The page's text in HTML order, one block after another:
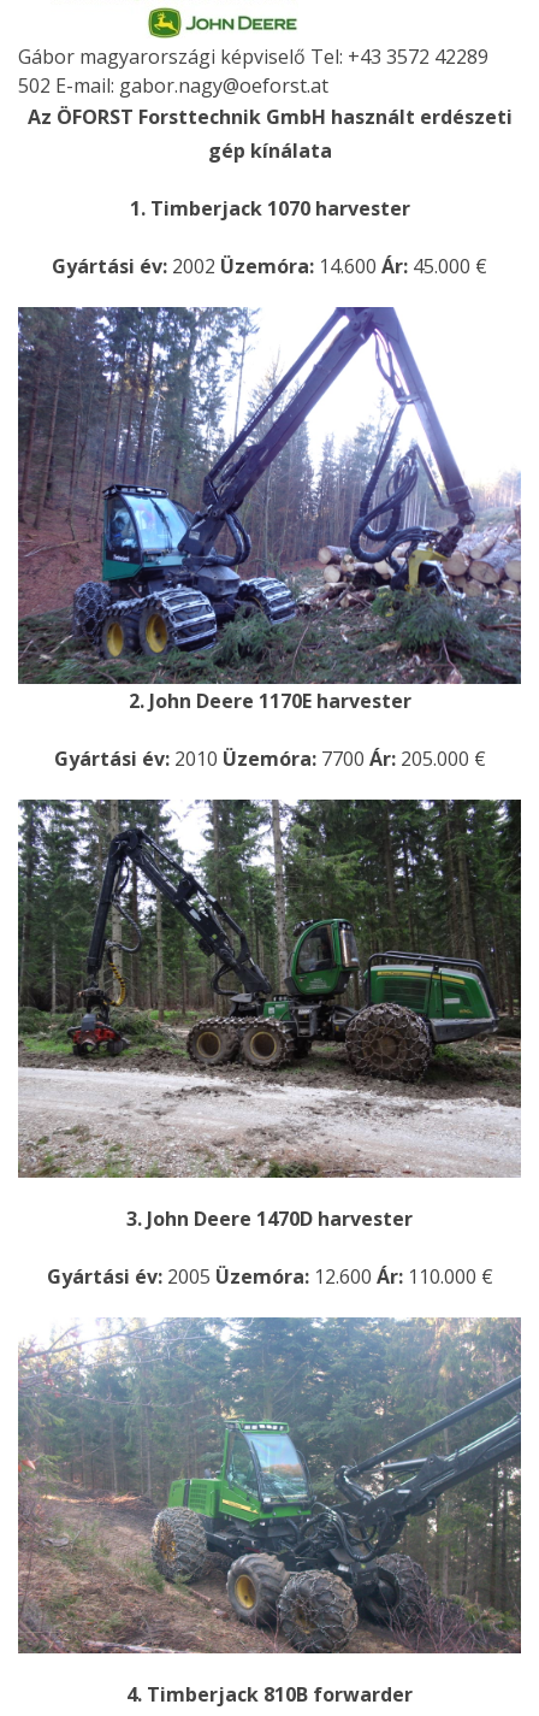
Gábor magyarországi képviselő Tel: +43 3572 42289
502 E-mail: gabor.nagy@oeforst.at
Az ÖFORST Forsttechnik GmbH használt erdészeti
gép kínálata
1. Timberjack 1070 harvester
Gyártási év: 2002 Üzemóra: 14.600 Ár: 45.000 €
2. John Deere 1170E harvester
Gyártási év:2010 Üzemóra:7700 Ár:205.000 €
3. John Deere 1470D harvester
Gyártási év:2005 Üzemóra:12.600 Ár:110.000 €
4. Timberjack 810B forwarder